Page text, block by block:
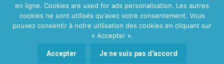
Main Menu
Copyright © 2026Centre Thérapie Familiale.Tous droits réservés.
en ligne. Cookies are used for ads personalisation. Les autres
cookies ne sont utilisés qu'avec votre consentement. Vous
pouvez consentir à notre utilisation des cookies en cliquant sur
« Accepter ».
Accepter Je ne suis pas d'accord